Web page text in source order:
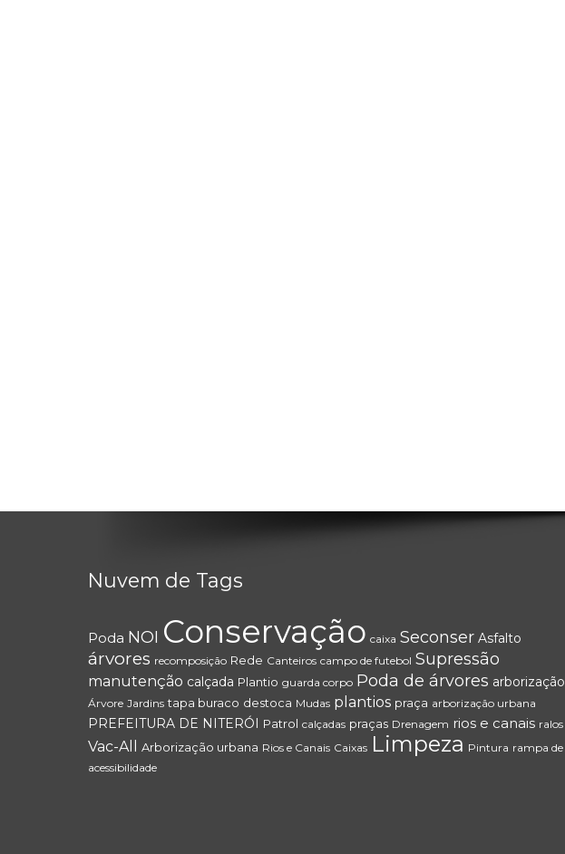
Nuvem de Tags
Poda NOI Conservação caixa Seconser Asfalto
árvores recomposição Rede Canteiros campo de futebol Supressão
manutenção calçada Plantio guarda corpo Poda de árvores arborização
Árvore Jardins tapa buraco destoca Mudas plantios praça arborização urbana
PREFEITURA DE NITERÓI Patrol calçadas praças Drenagem rios e canais ralos
Vac-All Arborização urbana Rios e Canais Caixas Limpeza Pintura rampa de
acessibilidade